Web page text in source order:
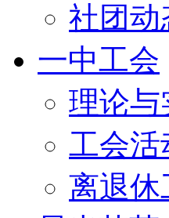
社团动
一中工会
理论与
工会活
离退休